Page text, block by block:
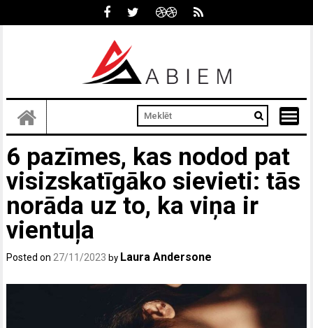
6 pazīmes, kas nodod pat
visizskatīgāko sievieti: tās
norāda uz to, ka viņa ir
vientuļa
Posted on27/11/2023 by Laura Andersone